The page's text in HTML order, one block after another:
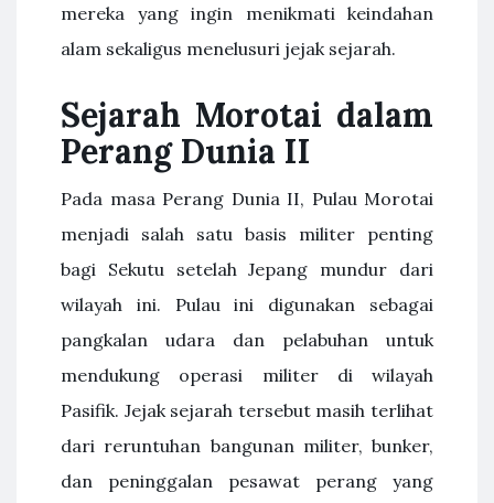
mereka yang ingin menikmati keindahan
alam sekaligus menelusuri jejak sejarah.
Sejarah Morotai dalam
Perang Dunia II
Pada masa Perang Dunia II, Pulau Morotai
menjadi salah satu basis militer penting
bagi Sekutu setelah Jepang mundur dari
wilayah ini. Pulau ini digunakan sebagai
pangkalan udara dan pelabuhan untuk
mendukung operasi militer di wilayah
Pasifik. Jejak sejarah tersebut masih terlihat
dari reruntuhan bangunan militer, bunker,
dan peninggalan pesawat perang yang